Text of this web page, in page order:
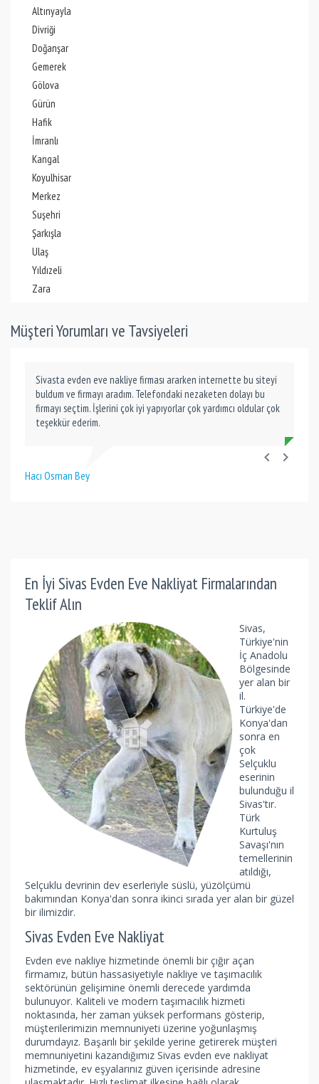
Altınyayla
Divriği
Doğanşar
Gemerek
Gölova
Gürün
Hafik
İmranlı
Kangal
Koyulhisar
Merkez
Suşehri
Şarkışla
Ulaş
Yıldızeli
Zara
Müşteri Yorumları ve Tavsiyeleri
Sivasta evden eve nakliye firması ararken internette bu siteyi
buldum ve firmayı aradım. Telefondaki nezaketen dolayı bu
firmayı seçtim. İşlerini çok iyi yapıyorlar çok yardımcı oldular çok
teşekkür ederim.
Hacı Osman Bey
En İyi Sivas Evden Eve Nakliyat Firmalarından
Teklif Alın
Sivas,
Türkiye'nin
İç Anadolu
Bölgesinde
yer alan bir
il.
Türkiye'de
Konya'dan
sonra en
çok
Selçuklu
eserinin
bulunduğu il
Sivas'tır.
Türk
Kurtuluş
Savaşı'nın
temellerinin
atıldığı,
Selçuklu devrinin dev eserleriyle süslü, yüzölçümü
bakımından Konya'dan sonra ikinci sırada yer alan bir güzel
bir ilimizdir.
Sivas Evden Eve Nakliyat
Evden eve nakliye hizmetinde önemli bir çığır açan
firmamız, bütün hassasiyetiyle nakliye ve taşımacılık
sektörünün gelişimine önemli derecede yardımda
bulunuyor. Kaliteli ve modern taşımacılık hizmeti
noktasında, her zaman yüksek performans gösterip,
müşterilerimizin memnuniyeti üzerine yoğunlaşmış
durumdayız. Başarılı bir şekilde yerine getirerek müşteri
memnuniyetini kazandığımız Sivas evden eve nakliyat
hizmetinde, ev eşyalarınız güven içerisinde adresine